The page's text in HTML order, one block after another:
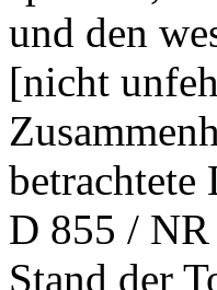
und den
[nicht
D 855 / NR
Stand der